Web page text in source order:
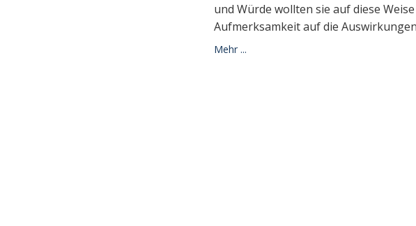
und Würde wollten sie auf diese
Aufmerksamkeit auf die
Mehr ...